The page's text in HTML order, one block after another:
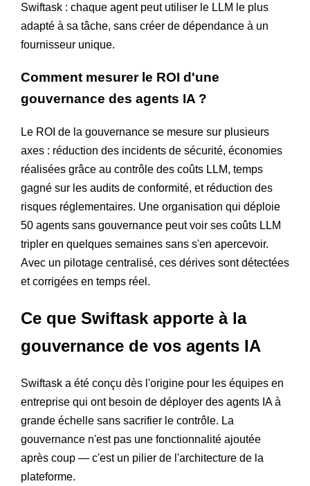
Swiftask : chaque agent peut utiliser le LLM le plus
adapté à sa tâche, sans créer de dépendance à un
fournisseur unique.
Comment mesurer le ROI d'une
gouvernance des agents IA ?
Le ROI de la gouvernance se mesure sur plusieurs
axes : réduction des incidents de sécurité, économies
réalisées grâce au contrôle des coûts LLM, temps
gagné sur les audits de conformité, et réduction des
risques réglementaires. Une organisation qui déploie
50 agents sans gouvernance peut voir ses coûts LLM
tripler en quelques semaines sans s'en apercevoir.
Avec un pilotage centralisé, ces dérives sont détectées
et corrigées en temps réel.
Ce que Swiftask apporte à la
gouvernance de vos agents IA
Swiftask a été conçu dès l'origine pour les équipes en
entreprise qui ont besoin de déployer des agents IA à
grande échelle sans sacrifier le contrôle. La
gouvernance n'est pas une fonctionnalité ajoutée
après coup — c'est un pilier de l'architecture de la
plateforme.